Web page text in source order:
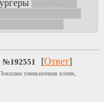
№192551 [Ответ]
уменьшенная копия,